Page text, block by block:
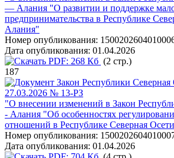
— Алания "О развитии и поддержке
предпринимательства в Республике
Алания"
Номер опубликования:
Дата опубликования: 01.04.2026
PDF: 268 Кб (2 стр.)
187
Закон Республики
27.03.2026 № 13-РЗ
"О внесении изменений в Закон
- Алания "Об особенностях
отношений в Республике Северная
Номер опубликования:
Дата опубликования: 01.04.2026